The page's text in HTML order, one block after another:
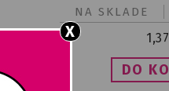
X 1,37
NA SKLADE